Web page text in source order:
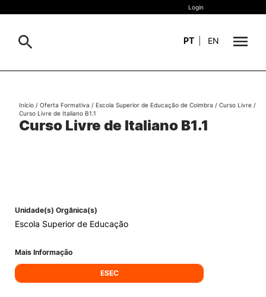
Estudar
II&D e Empresas
Ação Social
Login
PT EN
Pesquisa
Curso Livre de Italiano B1.1
Início / Oferta Formativa / Escola Superior de Educação de Coimbra / Curso Livre /
Curso Livre de Italiano B1.1
Unidade(s) Orgânica(s)
Escola Superior de Educação
Mais Informação
ESEC